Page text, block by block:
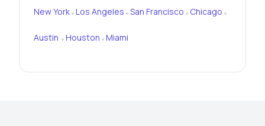
New York•Los Angeles •San Francisco • Chicago •
Austin •Houston •Miami